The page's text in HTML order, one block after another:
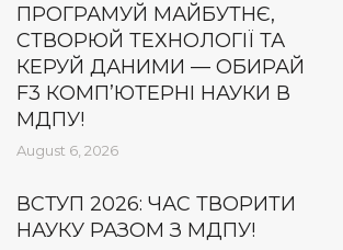
ПРОГРАМУЙ МАЙБУТНЄ,
СТВОРЮЙ ТЕХНОЛОГІЇ ТА
КЕРУЙ ДАНИМИ — ОБИРАЙ
F3 КОМП’ЮТЕРНІ НАУКИ В
МДПУ!
August 6, 2026
ВСТУП 2026: ЧАС ТВОРИТИ
НАУКУ РАЗОМ З МДПУ!